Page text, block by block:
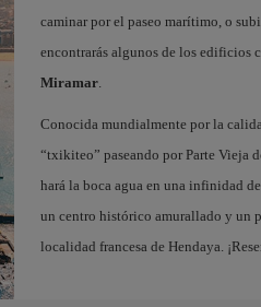
caminar por el paseo marítimo, o
encontrarás algunos de los edificios
Miramar.
Conocida mundialmente por la
“txikiteo” paseando por Parte Vieja
hará la boca agua en una infinidad
un centro histórico amurallado y un
localidad francesa de Hendaya.